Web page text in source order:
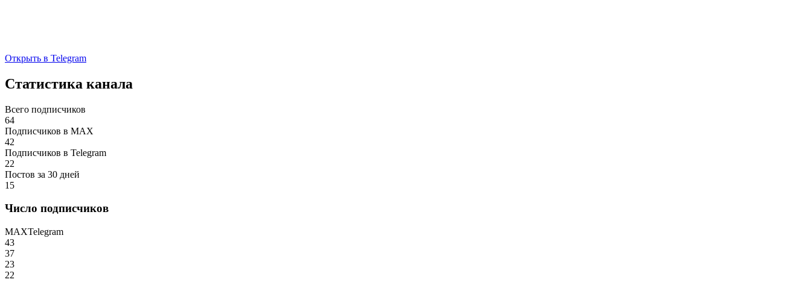
Открыть в Telegram
Статистика канала
Всего подписчиков
64
Подписчиков в MAX
42
Подписчиков в Telegram
22
Постов за 30 дней
15
Число подписчиков
MAXTelegram
43
37
23
22